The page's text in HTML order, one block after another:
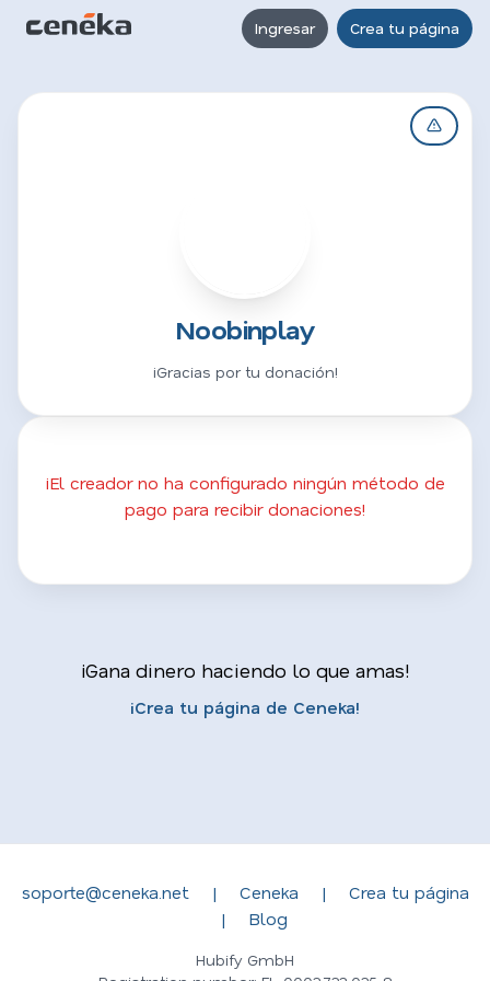
Ingresar Crea tu página
Noobinplay
¡Gracias por tu donación!
¡El creador no ha configurado ningún método de
pago para recibir donaciones!
¡Gana dinero haciendo lo que amas!
¡Crea tu página de Ceneka!
soporte@ceneka.net | Ceneka |
Crea tu página
|
Blog
Hubify GmbH